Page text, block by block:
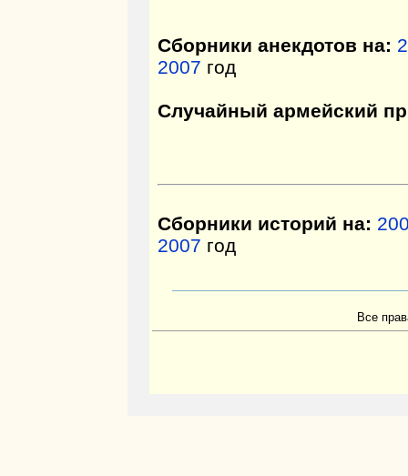
Сборники анекдотов на:
2007 год
Случайный армейский
Сборники историй на:
2007 год
Все